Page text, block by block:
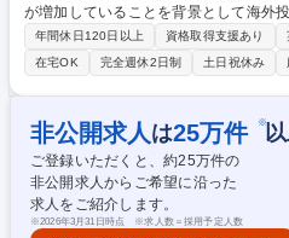
が増加していることを背景として海外
必要があるため、英語上級レベル方を求めており
英文を中心としたIR開示資料作成 ■英
資家対応 募集職種 【IR担当】IR未経験歓迎/英語力に自信のある方/銀行出
身者歓迎/在宅勤務可
年間休日120日以上 資格取得支援あり
在宅OK
完全週休2日制 土日祝休み
非公開求人 は25万件 ※
ご登録いただくと、約25万件の
非公開求人からご希望に沿った
求人をご紹介します。
※2026年3月31日時点 ※求人数＝採用予定人数